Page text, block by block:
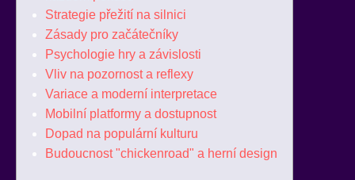
Strategie přežití na silnici
Zásady pro začátečníky
Psychologie hry a závislosti
Vliv na pozornost a reflexy
Variace a moderní interpretace
Mobilní platformy a dostupnost
Dopad na populární kulturu
Budoucnost "chickenroad" a herní design